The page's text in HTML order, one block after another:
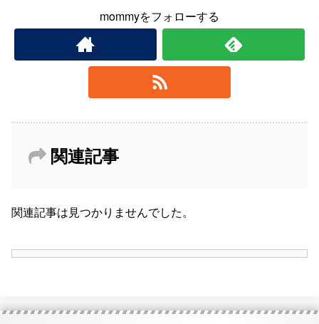
mommyをフォローする
関連記事
関連記事は見つかりませんでした。